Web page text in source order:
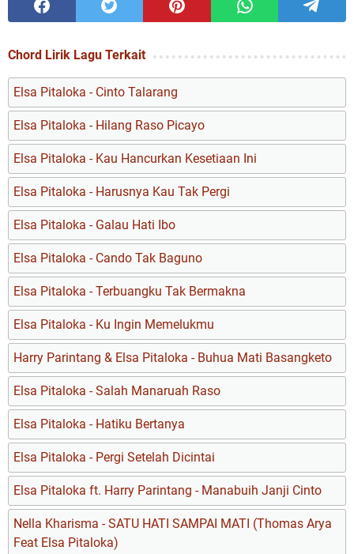
Chord Lirik Lagu Terkait
Elsa Pitaloka - Cinto Talarang
Elsa Pitaloka - Hilang Raso Picayo
Elsa Pitaloka - Kau Hancurkan Kesetiaan Ini
Elsa Pitaloka - Harusnya Kau Tak Pergi
Elsa Pitaloka - Galau Hati Ibo
Elsa Pitaloka - Cando Tak Baguno
Elsa Pitaloka - Terbuangku Tak Bermakna
Elsa Pitaloka - Ku Ingin Memelukmu
Harry Parintang & Elsa Pitaloka - Buhua Mati Basangketo
Elsa Pitaloka - Salah Manaruah Raso
Elsa Pitaloka - Hatiku Bertanya
Elsa Pitaloka - Pergi Setelah Dicintai
Elsa Pitaloka ft. Harry Parintang - Manabuih Janji Cinto
Nella Kharisma - SATU HATI SAMPAI MATI (Thomas Arya
Feat Elsa Pitaloka)